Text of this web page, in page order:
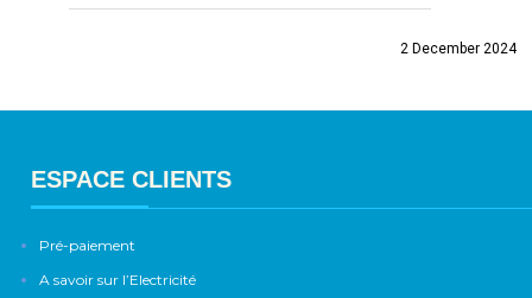
2 December 2024
ESPACE CLIENTS
Pré-paiement
A savoir sur l’Electricité